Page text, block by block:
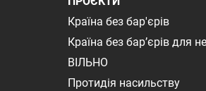
Країна без бар'єрів
Країна без бар’єрів для
ВІЛЬНО
Протидія насильству